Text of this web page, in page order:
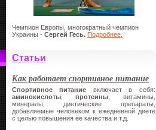
Чемпион Европы, многократный чемпион
Украины - Сергей Гесь. Подробнее.
Статьи
Как работает спортивное питание
Спортивное питание включает в себя:
аминокислоты ,протеины , витамины,
минералы, диетические препараты,
добавляемые человеком к ежедневной диете
с целью повышения ее качества и т.д.